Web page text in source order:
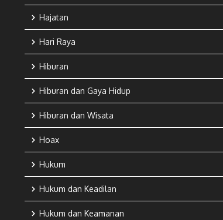
Hajatan
Hari Raya
Hiburan
Hiburan dan Gaya Hidup
Hiburan dan Wisata
Hoax
Hukum
Hukum dan Keadilan
Hukum dan Keamanan